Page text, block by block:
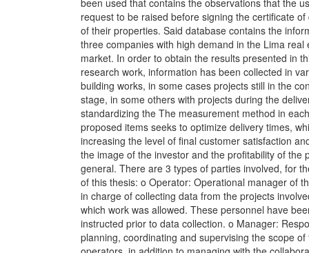
request to be raised before signing the certificate of
of their properties. Said database contains the
three companies with high demand in the Lima real
market. In order to obtain the results presented in
research work, information has been collected in
building works, in some cases projects still in the
stage, in some others with projects during the
standardizing the The measurement method in
proposed items seeks to optimize delivery times,
increasing the level of final customer satisfaction
the image of the investor and the profitability of the
general. There are 3 types of parties involved, for
of this thesis: o Operator: Operational manager of
in charge of collecting data from the projects
which work was allowed. These personnel have
instructed prior to data collection. o Manager:
planning, coordinating and supervising the scope of